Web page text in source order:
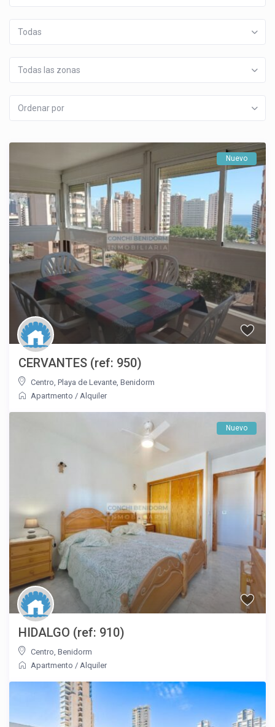
Todas
Todas las zonas
Ordenar por
Nuevo
CERVANTES (ref: 950)
Centro,Playa de Levante,Benidorm
Apartmento /Alquiler
Nuevo
HIDALGO (ref: 910)
Centro,Benidorm
Apartmento /Alquiler